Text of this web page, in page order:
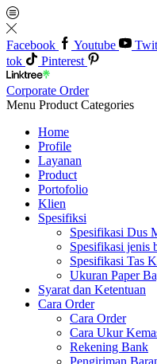
Facebook Youtube
tok
Pinterest
Corporate Order
Menu Product Categories
Home
Profile
Layanan
Product
Portofolio
Klien
Spesifiksi
Spesifikasi Dus
Spesifikasi jenis
Spesifikasi Tas
Ukuran Paper
Syarat dan Ketentuan
Cara Order
Cara Order
Cara Ukur
Rekening Bank
Pengiriman